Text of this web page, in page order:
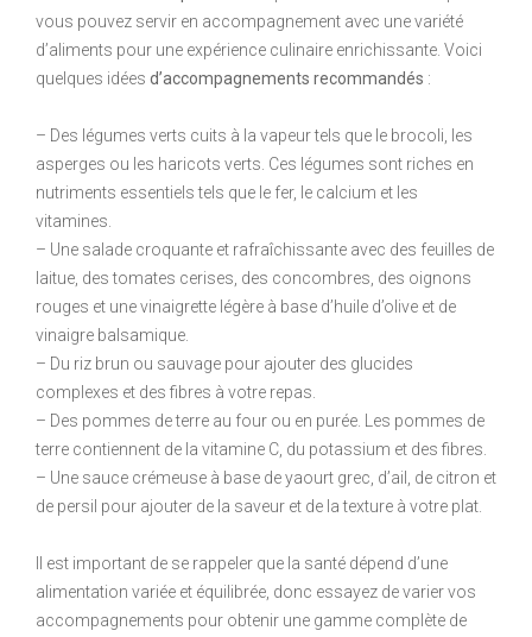
vous pouvez servir en accompagnement avec une variété
d’aliments pour une expérience culinaire enrichissante. Voici
quelques idées d’accompagnements recommandés :
– Des légumes verts cuits à la vapeur tels que le brocoli, les
asperges ou les haricots verts. Ces légumes sont riches en
nutriments essentiels tels que le fer, le calcium et les
vitamines.
– Une salade croquante et rafraîchissante avec des feuilles de
laitue, des tomates cerises, des concombres, des oignons
rouges et une vinaigrette légère à base d’huile d’olive et de
vinaigre balsamique.
– Du riz brun ou sauvage pour ajouter des glucides
complexes et des fibres à votre repas.
– Des pommes de terre au four ou en purée. Les pommes de
terre contiennent de la vitamine C, du potassium et des fibres.
– Une sauce crémeuse à base de yaourt grec, d’ail, de citron et
de persil pour ajouter de la saveur et de la texture à votre plat.
Il est important de se rappeler que la santé dépend d’une
alimentation variée et équilibrée, donc essayez de varier vos
accompagnements pour obtenir une gamme complète de